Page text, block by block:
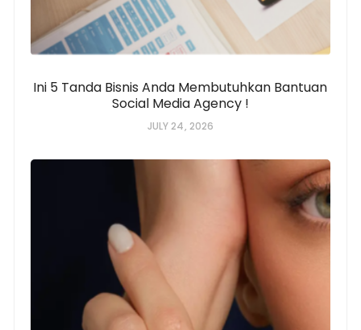
Ini 5 Tanda Bisnis Anda Membutuhkan Bantuan
Social Media Agency !
JULY 24, 2026